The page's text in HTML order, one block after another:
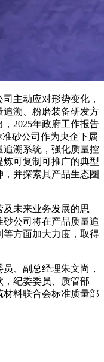
主动应对形势变化，
溯、粉磨装备研发方
2025年政府工作报告
砂公司作为央企下属
溯系统，强化质量控
可复制可推广的典型
并探索其产品生态圈
未来业务发展的思
公司将在产品质量追
方面加大力度，取得
、副总经理朱文尚，
纪委委员、质管部
材料联合会标准质量部